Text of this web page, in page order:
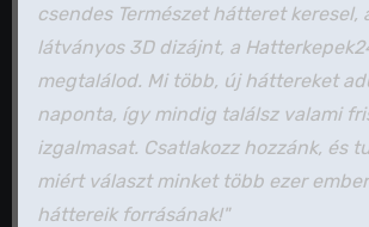
csendes Természet hátteret keresel,
látványos 3D dizájnt, a
megtalálod. Mi több, új háttereket
naponta, így mindig találsz valami
izgalmasat. Csatlakozz hozzánk, és
miért választ minket több ezer
háttereik forrásának!"